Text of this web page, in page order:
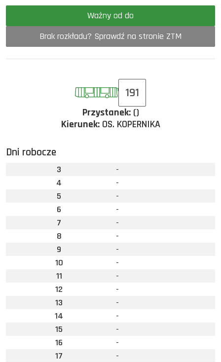
Ważny od do
Brak rozkładu? Sprawdź na stronie ZTM
191
Przystanek:()
Kierunek:OS. KOPERNIKA
Dni robocze
3
-
4
-
5
-
6
-
7
-
8
-
9
-
10
-
11
-
12
-
13
-
14
-
15
-
16
-
17
-